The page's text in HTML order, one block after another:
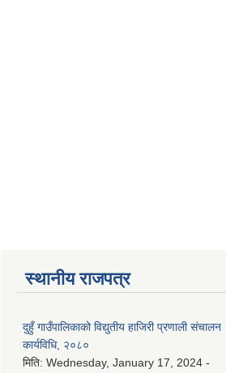
स्थानीय राजपत्र
दुहुँ गाउँपालिकाको विद्युतीय हाजिरी प्रणाली संचालन
कार्यविधि, २०८०
मिति: Wednesday, January 17, 2024 -